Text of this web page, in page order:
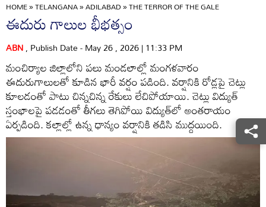
HOME»TELANGANA»ADILABAD»THE TERROR OF THE GALE
ఈదురు గాలుల భీభత్సం
ABN, Publish Date - May 26 , 2026 | 11:33 PM
మంచిర్యాల జిల్లాలోని పలు మండలాల్లో మంగళవారం
ఈదురుగాలులతో కూడిన భారీ వర్షం పడింది. వర్షానికి రోడ్లపై చెట్లు
కూలడంతో పాటు చిన్నచిన్న రేకులు లేచిపోయాయి. చెట్లు విద్యుత్‌
స్తంభాలపై పడడంతో తీగలు తెగిపోయి విద్యుత్‌లో అంతరాయం
ఏర్పడింది. కల్లాల్లో ఉన్న ధాన్యం వర్షానికి తడిసి ముద్దయింది.